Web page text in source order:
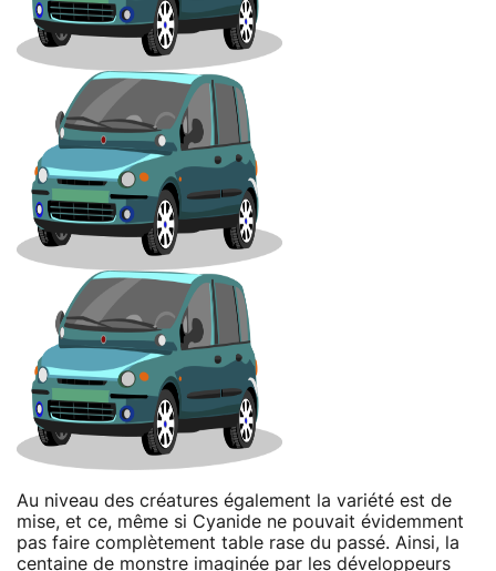
Au niveau des créatures également la variété est de
mise, et ce, même si Cyanide ne pouvait évidemment
pas faire complètement table rase du passé. Ainsi, la
centaine de monstre imaginée par les développeurs